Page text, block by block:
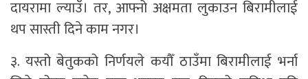
दायरामा ल्याउँ। तर, आफ्नो अक्षमता लुकाउन बिरामीलाई
थप सास्ती दिने काम नगर।
३. यस्तो बेतुकको निर्णयले कयौँ ठाउँमा बिरामीलाई भर्ना